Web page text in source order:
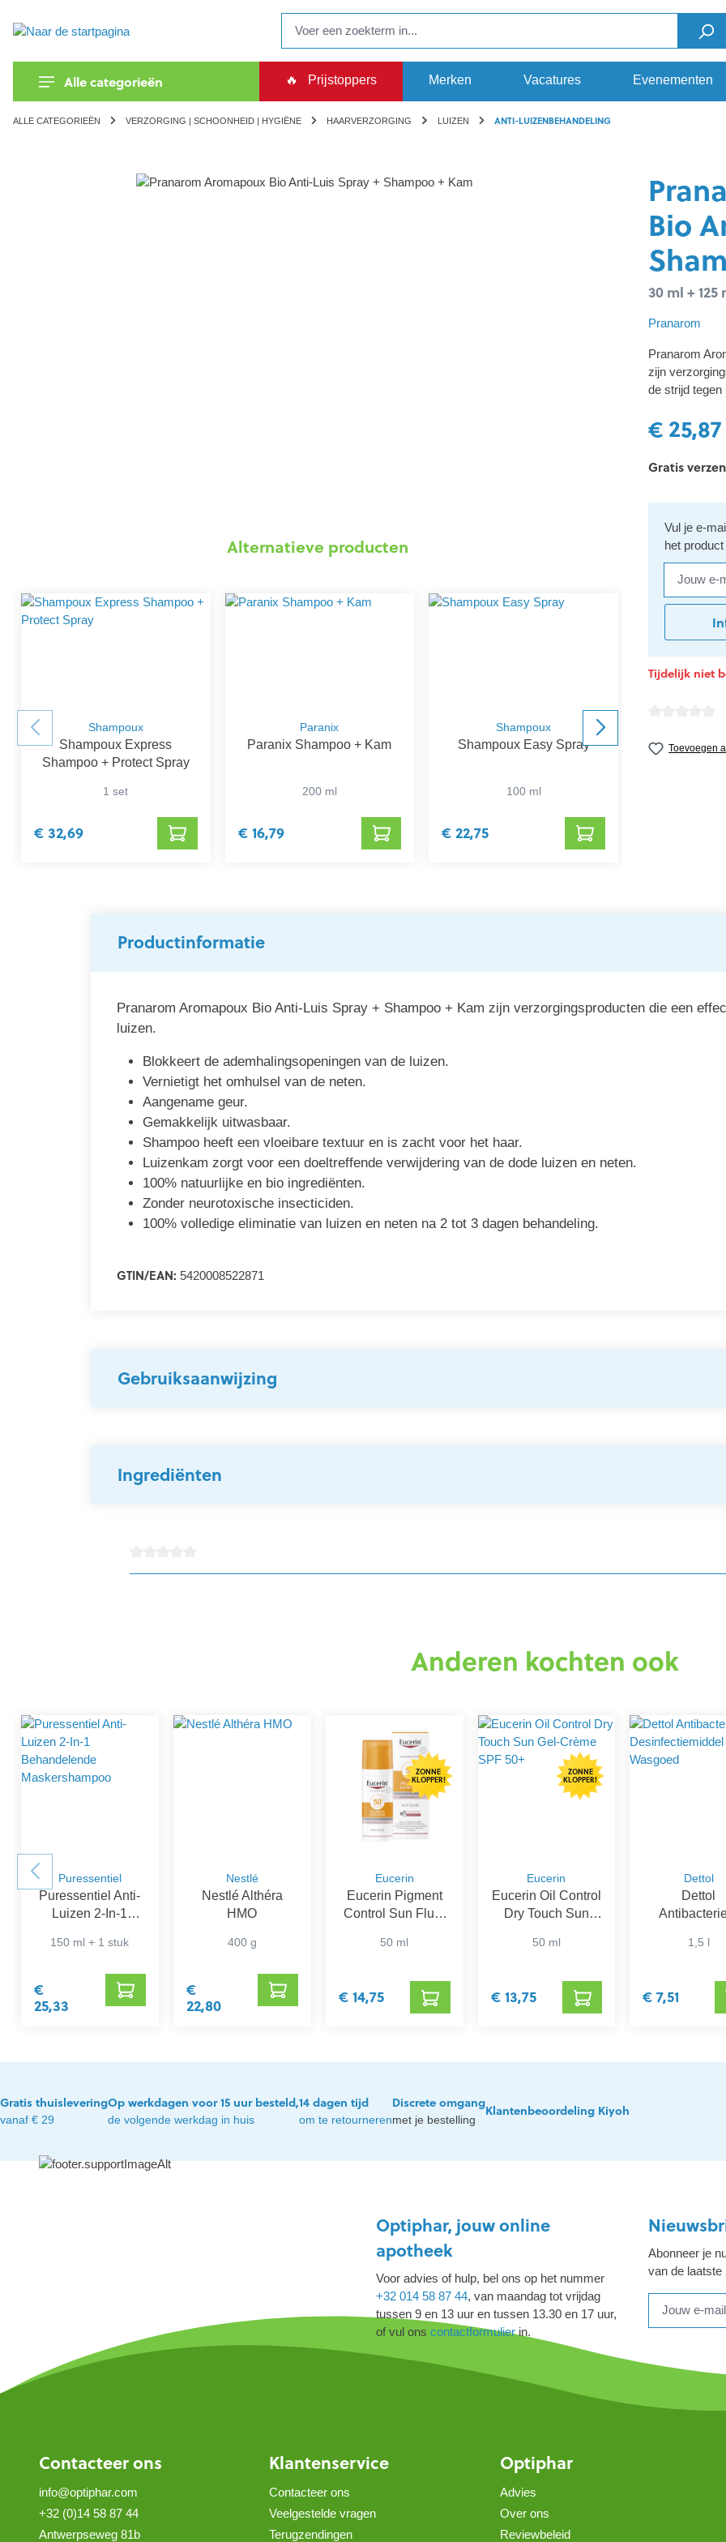
Alle categorieën 🔥 Prijstoppers Merken Vacatures Evenementen
ALLE CATEGORIEËN VERZORGING | SCHOONHEID | HYGIËNE HAARVERZORGING LUIZEN ANTI-LUIZENBEHANDELING
Afbeeldingengalerij overslaan
Alternatieve producten
Shampoux
Shampoux Express
Shampoo + Protect Spray
1 set
€ 32,69
Paranix
Paranix Shampoo + Kam
200 ml
€ 16,79
Shampoux
Shampoux Easy Spray
100 ml
€ 22,75
Paranix
Bio
30 ml + 125
Pranarom
Pranarom
zijn
de strijd tegen
€ 25,87
Gratis
Vul je e-
het
Tijdelijk niet
Toevoegen
Productinformatie
Pranarom Aromapoux Bio Anti-Luis Spray + Shampoo + Kam zijn verzorgingsproducten die een
luizen.
Blokkeert de ademhalingsopeningen van de luizen.
Vernietigt het omhulsel van de neten.
Aangename geur.
Gemakkelijk uitwasbaar.
Shampoo heeft een vloeibare textuur en is zacht voor het haar.
Luizenkam zorgt voor een doeltreffende verwijdering van de dode luizen en neten.
100% natuurlijke en bio ingrediënten.
Zonder neurotoxische insecticiden.
100% volledige eliminatie van luizen en neten na 2 tot 3 dagen behandeling.
GTIN/EAN: 5420008522871
Gebruiksaanwijzing
Ingrediënten
Anderen kochten ook
Puressentiel
Puressentiel Anti-
Luizen 2-In-1
Maskershampoo
150 ml + 1 stuk
€
25,33
Nestlé
Nestlé Althéra
HMO
400 g
€
22,80
ZONNE
KLOPPER!
Eucerin
Eucerin Pigment
Control Sun Fluid
50 ml
€ 14,75
ZONNE
KLOPPER!
Eucerin
Eucerin Oil Control
Dry Touch Sun
50+
50 ml
€ 13,75
Dettol
Dettol
voor 1,5 l
€ 7,51
Gratis thuislevering
vanaf € 29
Op werkdagen voor 15 uur besteld,
de volgende werkdag in huis
14 dagen tijd
om te retourneren
Discrete omgang
met je bestelling
Klantenbeoordeling Kiyoh
Optiphar, jouw online
apotheek
Voor advies of hulp, bel ons op het nummer
+32 014 58 87 44, van maandag tot vrijdag
tussen 9 en 13 uur en tussen 13.30 en 17 uur,
of vul ons contactformulierin.
Abonneer je
van de laatste
Contacteer ons
info@optiphar.com
+32 (0)14 58 87 44
Antwerpseweg 81b
Klantenservice
Contacteer ons
Veelgestelde vragen
Terugzendingen
Optiphar
Advies
Over ons
Reviewbeleid